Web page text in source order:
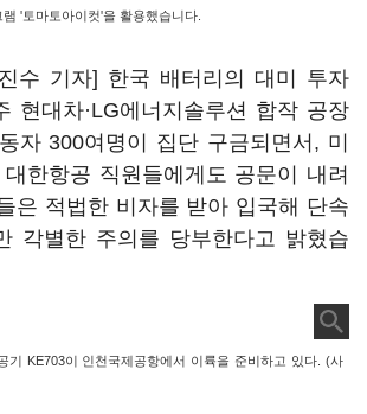
'토마토아이컷'을 활용했습니다.
수 기자] 한국 배터리의 대미 투자
현대차·LG에너지솔루션 합작 공장
자 300여명이 집단 구금되면서, 미
한항공 직원들에게도 공문이 내려
은 적법한 비자를 받아 입국해 단속
각별한 주의를 당부한다고 밝혔습
기 KE703이 인천국제공항에서 이륙을 준비하고 있다. (사